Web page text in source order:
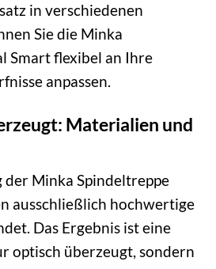
in verschiedenen
Sie die Minka
Smart flexibel an Ihre
anpassen.
Materialien und
der Minka Spindeltreppe
ausschließlich hochwertige
Das Ergebnis ist eine
optisch überzeugt, sondern